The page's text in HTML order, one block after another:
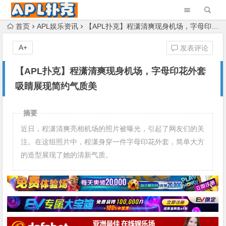
首页 APL娱乐资讯 【APL扑克】程潇清爽现身机场，字母印花外套吸睛展现简约气质美
【APL扑克】程潇清爽现身机场，字母印花外套
吸睛展现简约气质美
发表评论
A+
摘要
近日，程潇清爽亮相机场的照片被曝光，引起了网友们的关
注。在这组照片中，程潇身穿一件字母印花外套，简单大方
的造型展现了她的清新气质。